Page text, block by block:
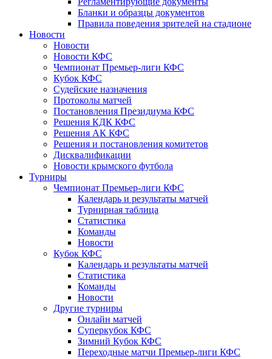
Бланки и образцы документов
Правила поведения зрителей на стадионе
Новости
Новости
Новости КФС
Чемпионат Премьер-лиги КФС
Кубок КФС
Судейские назначения
Протоколы матчей
Постановления Президиума КФС
Решения КДК КФС
Решения АК КФС
Решения и постановления комитетов
Дисквалификации
Новости крымского футбола
Турниры
Чемпионат Премьер-лиги КФС
Календарь и результаты матчей
Турнирная таблица
Статистика
Команды
Новости
Кубок КФС
Календарь и результаты матчей
Статистика
Команды
Новости
Другие турниры
Онлайн матчей
Суперкубок КФС
Зимний Кубок КФС
Переходные матчи Премьер-лиги КФС